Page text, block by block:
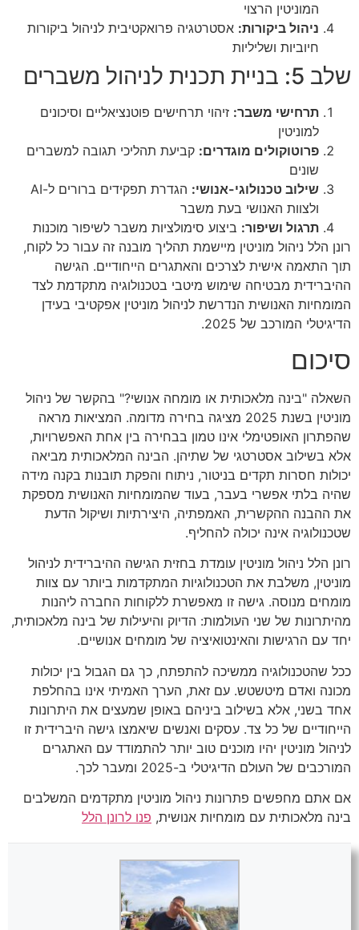
המוניטין הרצוי
ניהול ביקורות: אסטרטגיה פרואקטיבית לניהול ביקורות
חיוביות ושליליות
שלב 5: בניית תכנית לניהול משברים
תרחישי משבר: זיהוי תרחישים פוטנציאליים וסיכונים
למוניטין
פרוטוקולים מוגדרים: קביעת תהליכי תגובה למשברים
שונים
שילוב טכנולוגי-אנושי:
הגדרת תפקידים ברורים ל-AI
ולצוות האנושי בעת משבר
תרגול ושיפור: ביצוע סימולציות משבר לשיפור מוכנות
רונן הלל ניהול מוניטין מיישמת תהליך מובנה זה עבור כל לקוח,
תוך התאמה אישית לצרכים והאתגרים הייחודיים. הגישה
ההיברידית מבטיחה שימוש מיטבי בטכנולוגיה מתקדמת לצד
המומחיות האנושית הנדרשת לניהול מוניטין אפקטיבי בעידן
הדיגיטלי המורכב של 2025.
סיכום
השאלה "בינה מלאכותית או מומחה אנושי?" בהקשר של ניהול
מוניטין בשנת 2025 מציגה בחירה מדומה. המציאות מראה
שהפתרון האופטימלי אינו טמון בבחירה בין אחת האפשרויות,
אלא בשילוב אסטרטגי של שתיהן. הבינה המלאכותית מביאה
יכולות חסרות תקדים בניטור, ניתוח והפקת תובנות בקנה מידה
שהיה בלתי אפשרי בעבר, בעוד שהמומחיות האנושית מספקת
את ההבנה ההקשרית, האמפתיה, היצירתיות ושיקול הדעת
שטכנולוגיה אינה יכולה להחליף.
רונן הלל ניהול מוניטין עומדת בחזית הגישה ההיברידית לניהול
מוניטין, משלבת את הטכנולוגיות המתקדמות ביותר עם צוות
מומחים מנוסה. גישה זו מאפשרת ללקוחות החברה ליהנות
מהיתרונות של שני העולמות: הדיוק והיעילות של בינה מלאכותית,
יחד עם הרגישות והאינטואיציה של מומחים אנושיים.
ככל שהטכנולוגיה ממשיכה להתפתח, כך גם הגבול בין יכולות
מכונה ואדם מיטשטש. עם זאת, הערך האמיתי אינו בהחלפת
אחד בשני, אלא בשילוב ביניהם באופן שמעצים את היתרונות
הייחודיים של כל צד. עסקים ואנשים שיאמצו גישה היברידית זו
לניהול מוניטין יהיו מוכנים טוב יותר להתמודד עם האתגרים
המורכבים של העולם הדיגיטלי ב-2025 ומעבר לכך.
אם אתם מחפשים פתרונות ניהול מוניטין מתקדמים המשלבים
בינה מלאכותית עם מומחיות אנושית, פנו לרונן הלל